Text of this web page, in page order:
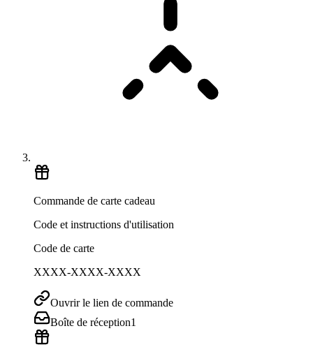
Commande de carte cadeau
Code et instructions d'utilisation
Code de carte
XXXX-XXXX-XXXX
Ouvrir le lien de commande
Boîte de réception1